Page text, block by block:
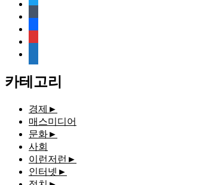
document
카테고리
경제 ►
매스미디어
문화►
사회
이런저런 ►
인터넷 ►